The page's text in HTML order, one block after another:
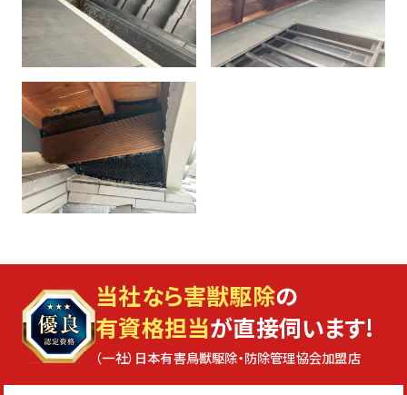
当社なら害獣駆除の
有資格担当が直接伺います!
（一社）日本有害鳥獣駆除・防除管理協会加盟店